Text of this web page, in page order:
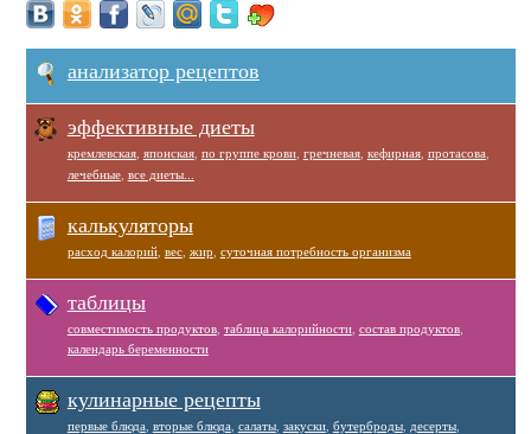
анализатор рецептов
эффективные диеты
кремлевская, японская, по группе крови, гречневая, кефирная, протасова
лечебные, все диеты...
калькуляторы
расход калорий, вес, жир суточная потребность организма
таблицы
совместимость продуктов, таблица калорийности, состав продуктов,
календарь беременности
кулинарные рецепты
первые блюда вторые блюда салаты, закуски, бутерброды, десерты,